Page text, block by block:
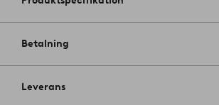
Betalning
Leverans